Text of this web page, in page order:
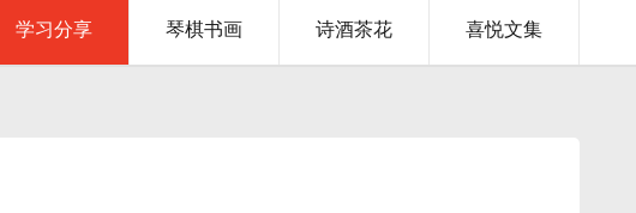
学习分享 琴棋书画 诗酒茶花 喜悦文集